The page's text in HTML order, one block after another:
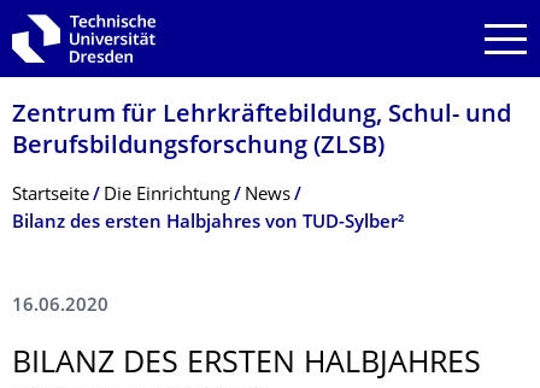
Zur Hauptnavigation springen
Zur Suche springen
Zum Inhalt springen
Zentrum für Lehrkräftebildung, Schul- und
Berufsbildungsfor­schung (ZLSB)
Breadcrumb-Menü
Startseite Die Einrichtung
News
Bilanz des ersten Halbjahres von TUD-Sylber²
16.06.2020
BILANZ DES ERSTEN HALBJAHRES